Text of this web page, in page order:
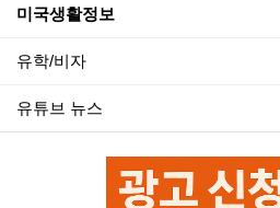
미국생활정보
유학/비자
유튜브 뉴스